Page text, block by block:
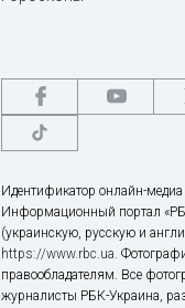
Идентификатор онлайн-
Информационный портал
(украинскую, русскую и
https://www.rbc.ua.
правообладателям. Все
журналисты РБК-Украина,